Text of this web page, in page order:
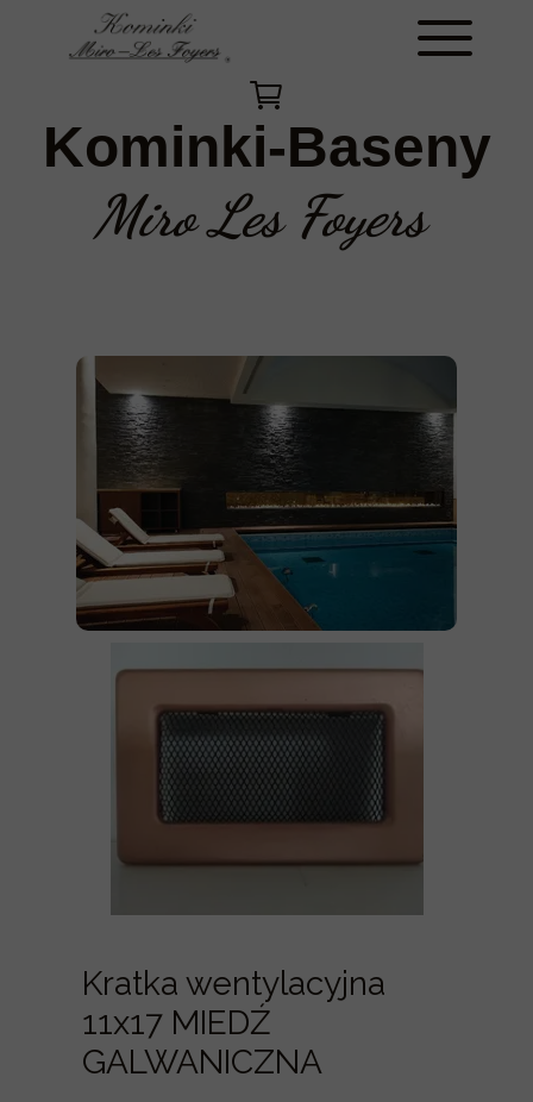
Kominki-Baseny
Miro Les Foyers
Kratka wentylacyjna
11x17 MIEDŹ
GALWANICZNA